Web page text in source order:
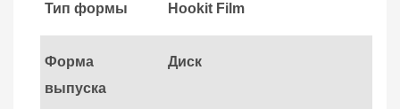
Тип формы Hookit Film
Форма
выпуска
Диск